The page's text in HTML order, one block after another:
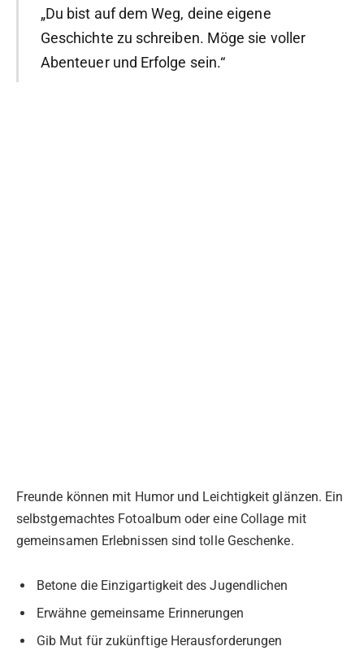
„Du bist auf dem Weg, deine eigene
Geschichte zu schreiben. Möge sie voller
Abenteuer und Erfolge sein.“
Freunde können mit Humor und Leichtigkeit glänzen. Ein
selbstgemachtes Fotoalbum oder eine Collage mit
gemeinsamen Erlebnissen sind tolle Geschenke.
Betone die Einzigartigkeit des Jugendlichen
Erwähne gemeinsame Erinnerungen
Gib Mut für zukünftige Herausforderungen